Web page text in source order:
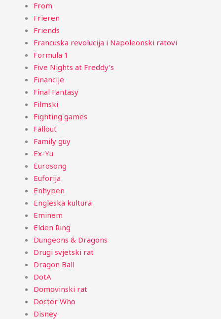
From
Frieren
Friends
Francuska revolucija i Napoleonski ratovi
Formula 1
Five Nights at Freddy’s
Financije
Final Fantasy
Filmski
Fighting games
Fallout
Family guy
Ex-Yu
Eurosong
Euforija
Enhypen
Engleska kultura
Eminem
Elden Ring
Dungeons & Dragons
Drugi svjetski rat
Dragon Ball
DotA
Domovinski rat
Doctor Who
Disney